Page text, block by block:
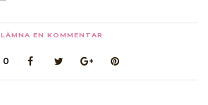
LÄMNA EN KOMMENTAR
0